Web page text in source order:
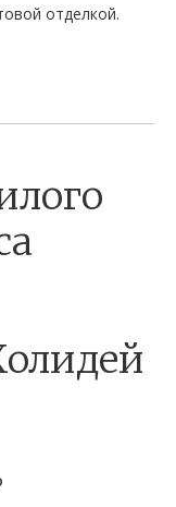
отделкой.